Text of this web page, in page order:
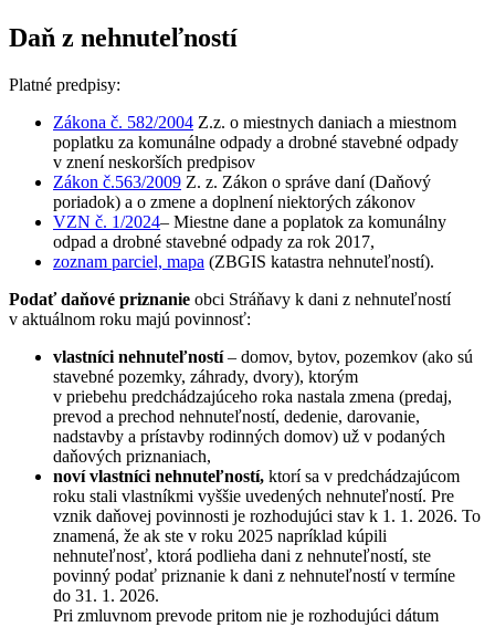
Daň z nehnuteľností
Platné predpisy:
Zákona č. 582/2004 Z.z. o miestnych daniach a miestnom
poplatku za komunálne odpady a drobné stavebné odpady
v znení neskorších predpisov
Zákon č.563/2009 Z. z. Zákon o správe daní (Daňový
poriadok) a o zmene a doplnení niektorých zákonov
VZN č. 1/2024– Miestne dane a poplatok za komunálny
odpad a drobné stavebné odpady za rok 2017,
zoznam parciel, mapa (ZBGIS katastra nehnuteľností).
Podať daňové priznanie obci Stráňavy k dani z nehnuteľností
v aktuálnom roku majú povinnosť:
vlastníci nehnuteľností– domov, bytov, pozemkov (ako sú
stavebné pozemky, záhrady, dvory), ktorým
v priebehu predchádzajúceho roka nastala zmena (predaj,
prevod a prechod nehnuteľností, dedenie, darovanie,
nadstavby a prístavby rodinných domov) už v podaných
daňových priznaniach,
noví vlastníci nehnuteľností, ktorí sa v predchádzajúcom
roku stali vlastníkmi vyššie uvedených nehnuteľností. Pre
vznik daňovej povinnosti je rozhodujúci stav k 1. 1. 2026. To
znamená, že ak ste v roku 2025 napríklad kúpili
nehnuteľnosť, ktorá podlieha dani z nehnuteľností, ste
povinný podať priznanie k dani z nehnuteľností v termíne
do 31. 1. 2026.
Pri zmluvnom prevode pritom nie je rozhodujúci dátum